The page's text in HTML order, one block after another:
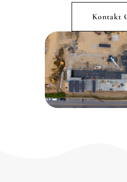
Kontakt